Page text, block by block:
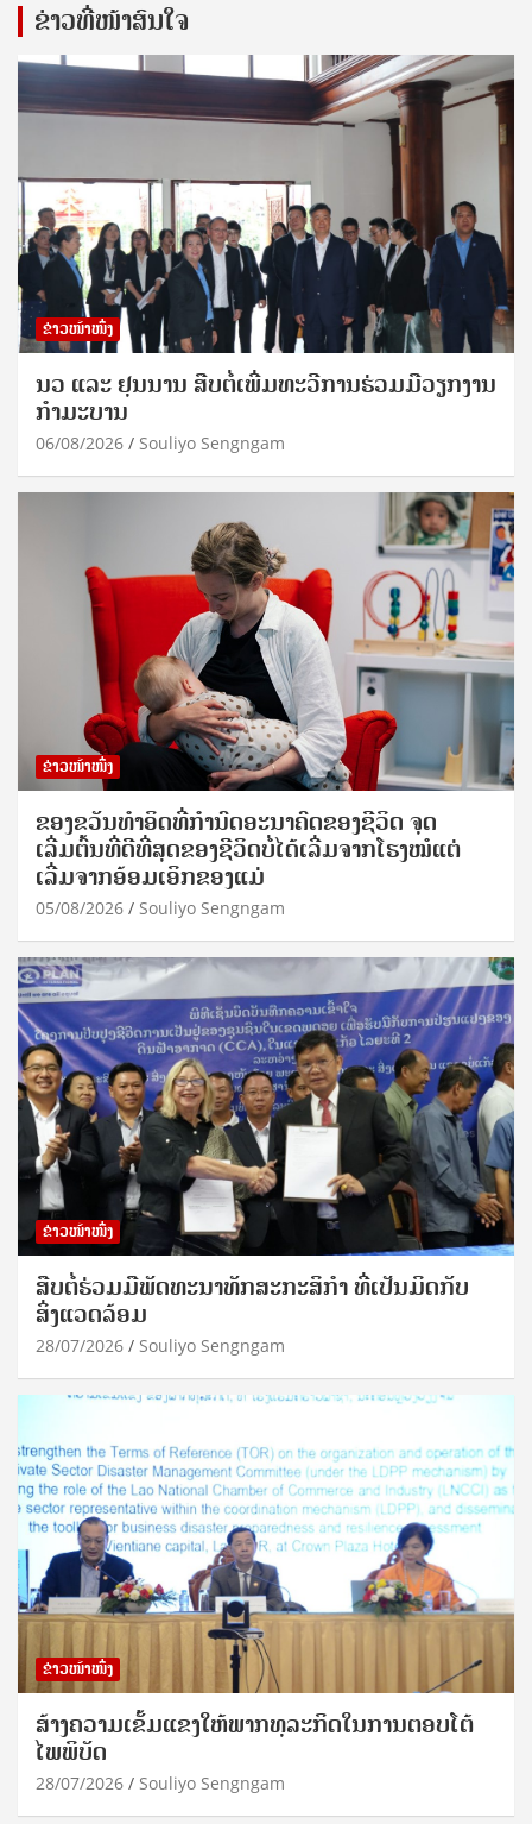
ຂ່າວທີ່ໜ້າສົນໃຈ
ຂ່າວໜ້າໜຶ່ງ
ນວ ແລະ ຢຸນນານ ສືບຕໍ່ເພີ່ມທະວີການຮ່ວມມືວຽກງານ
ກຳມະບານ
06/08/2026 Souliyo Sengngam
ຂ່າວໜ້າໜຶ່ງ
ຂອງຂວັນທໍາອິດທີ່ກໍານົດອະນາຄົດຂອງຊີວິດ ຈຸດ
ເລີ່ມຕົ້ນທີ່ດີທີ່ສຸດຂອງຊີວິດບໍ່ໄດ້ເລີ່ມຈາກໂຮງໝໍແຕ່
ເລີ່ມຈາກອ້ອມເອິກຂອງແມ່
05/08/2026 Souliyo Sengngam
ຂ່າວໜ້າໜຶ່ງ
ສືບຕໍ່ຮ່ວມມືພັດທະນາທັກສະກະສິກຳ ທີ່ເປັນມິດກັບ
ສິ່ງແວດລ້ອມ
28/07/2026 Souliyo Sengngam
ຂ່າວໜ້າໜຶ່ງ
ສ້າງຄວາມເຂັ້ມແຂງໃຫ້ພາກທຸລະກິດໃນການຕອບໂຕ້
ໄພພິບັດ
28/07/2026 Souliyo Sengngam